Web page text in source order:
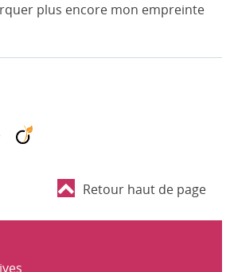
plus encore mon empreinte
Retour haut de page